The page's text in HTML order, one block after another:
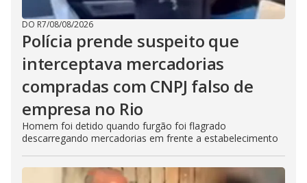
DO R7/08/08/2026
Polícia prende suspeito que
interceptava mercadorias
compradas com CNPJ falso de
empresa no Rio
Homem foi detido quando furgão foi flagrado
descarregando mercadorias em frente a estabelecimento